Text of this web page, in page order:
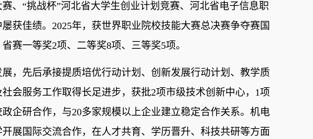
、 “挑战杯”河北省大学生创业计划竞赛、 河北省电子信息职
获佳绩。 2025年， 获世界职业院校技能大赛总决赛争夺赛国
省赛一等奖2项、二等奖8项、三等奖5项。
，先后承接提质培优行动计划、创新发展行动计划、教学质
会服务工作取得长足进步，获批2项市级技术创新中心，1项
企研合作，与20多家规模以上企业建立稳定合作关系。 机电
展国际交流合作，在人才共育、学历晋升、科技共研等方面